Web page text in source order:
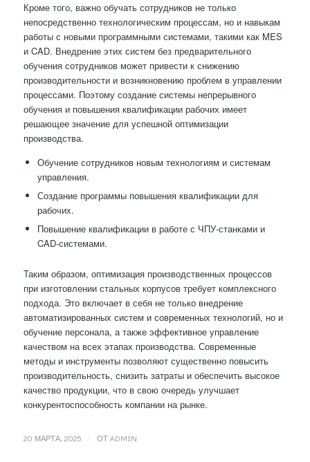
Кроме того, важно обучать сотрудников не только
непосредственно технологическим процессам, но и навыкам
работы с новыми программными системами, такими как MES
и CAD. Внедрение этих систем без предварительного
обучения сотрудников может привести к снижению
производительности и возникновению проблем в управлении
процессами. Поэтому создание системы непрерывного
обучения и повышения квалификации рабочих имеет
решающее значение для успешной оптимизации
производства.
Обучение сотрудников новым технологиям и системам
управления.
Создание программы повышения квалификации для
рабочих.
Повышение квалификации в работе с ЧПУ-станками и
CAD-системами.
Таким образом, оптимизация производственных процессов
при изготовлении стальных корпусов требует комплексного
подхода. Это включает в себя не только внедрение
автоматизированных систем и современных технологий, но и
обучение персонала, а также эффективное управление
качеством на всех этапах производства. Современные
методы и инструменты позволяют существенно повысить
производительность, снизить затраты и обеспечить высокое
качество продукции, что в свою очередь улучшает
конкурентоспособность компании на рынке.
20 МАРТА, 2025 ОТ ADMIN